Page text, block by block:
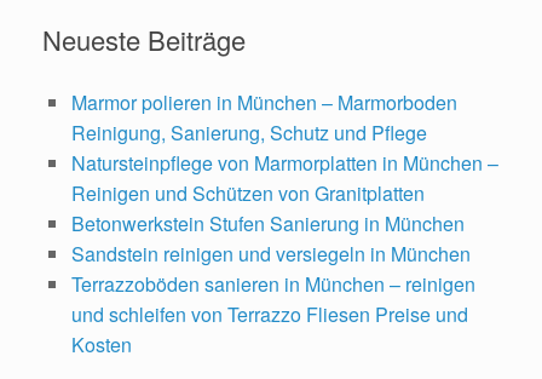
Neueste Beiträge
Marmor polieren in München – Marmorboden
Reinigung, Sanierung, Schutz und Pflege
Natursteinpflege von Marmorplatten in München –
Reinigen und Schützen von Granitplatten
Betonwerkstein Stufen Sanierung in München
Sandstein reinigen und versiegeln in München
Terrazzoböden sanieren in München – reinigen
und schleifen von Terrazzo Fliesen Preise und
Kosten